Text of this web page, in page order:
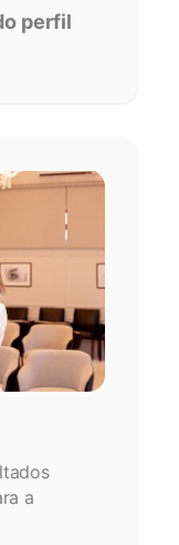
perfil
a